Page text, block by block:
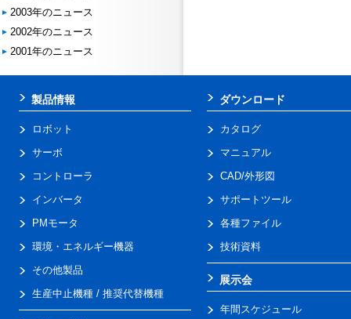
2003年のニュース
2002年のニュース
2001年のニュース
製品情報
ロボット
サーボ
コントローラ
インバータ
PMモータ
環境・エネルギー機器
その他製品
生産中止機種 / 推奨代替機種
ダウンロード
カタログ
マニュアル
CAD/外形図
サポートツール
各種ファイル
技術資料
展示会
年間スケジュール